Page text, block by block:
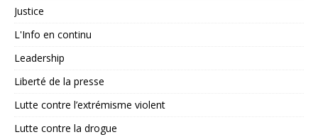
Justice
L'Info en continu
Leadership
Liberté de la presse
Lutte contre l’extrémisme violent
Lutte contre la drogue